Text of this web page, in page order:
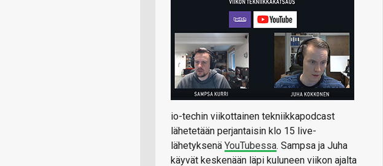
io-techin viikottainen tekniikkapodcast
lähetetään perjantaisin klo 15 live-
lähetyksenä YouTubessa. Sampsa ja Juha
käyvät keskenään läpi kuluneen viikon ajalta